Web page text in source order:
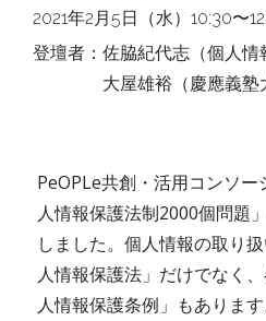
2021年2月5日（水）10:30〜
登壇者：佐脇紀代志（個人情
大屋雄裕（慶應義塾大
PeOPLe共創・活用コンソ
人情報保護法制2000個問題
しました。個人情報の取り
人情報保護法」だけでなく
人情報保護条例」もありま